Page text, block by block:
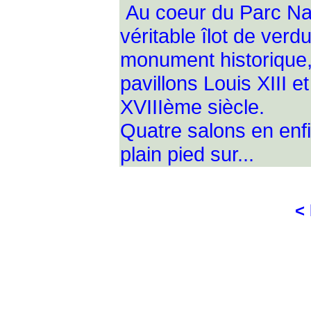
Au coeur du Parc
véritable îlot de
monument
pavillons Louis XIII
XVIIIème siècle.
Quatre salons en
plain pied sur...
<